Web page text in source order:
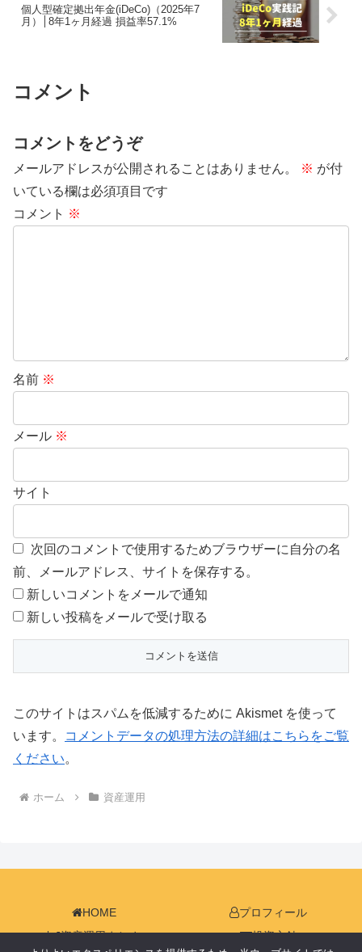
個人型確定拠出年金(iDeCo)（2025年7
月）│8年1ヶ月経過 損益率57.1%
コメント
コメントをどうぞ
メールアドレスが公開されることはありません。 ※ が付
いている欄は必須項目です
コメント ※
名前 ※
メール ※
サイト
次回のコメントで使用するためブラウザーに自分の名
前、メールアドレス、サイトを保存する。
新しいコメントをメールで通知
新しい投稿をメールで受け取る
このサイトはスパムを低減するために Akismet を使って
います。
コメントデータの処理方法の詳細はこちらをご覧
ください。
ホーム 資産運用
HOME
プロフィール
資産運用まとめ
投資方針